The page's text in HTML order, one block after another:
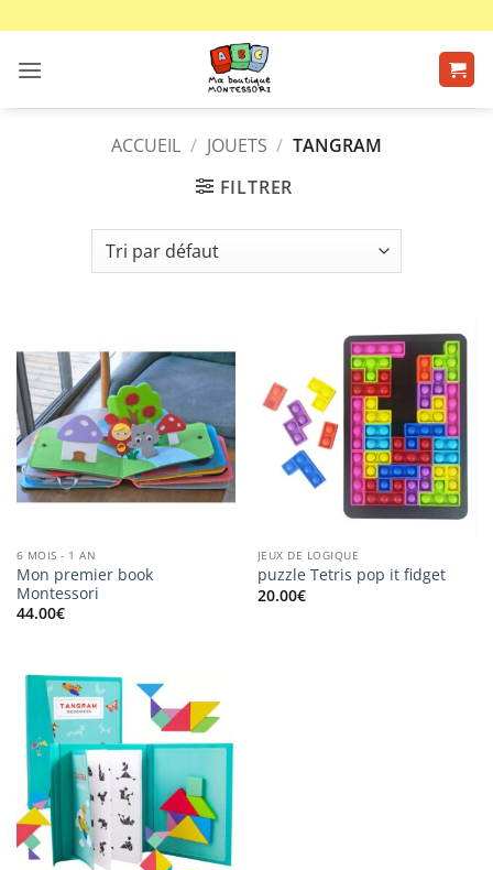
contenu
ACCUEIL / JOUETS / TANGRAM
FILTRER
6 MOIS - 1 AN
Mon premier book
Montessori
44.00€
JEUX DE LOGIQUE
puzzle Tetris pop it fidget
20.00€